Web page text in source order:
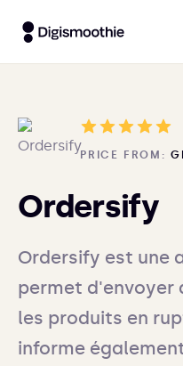
PRICE FROM:
Ordersify
Ordersify est une
permet d'envoyer
les produits en
informe